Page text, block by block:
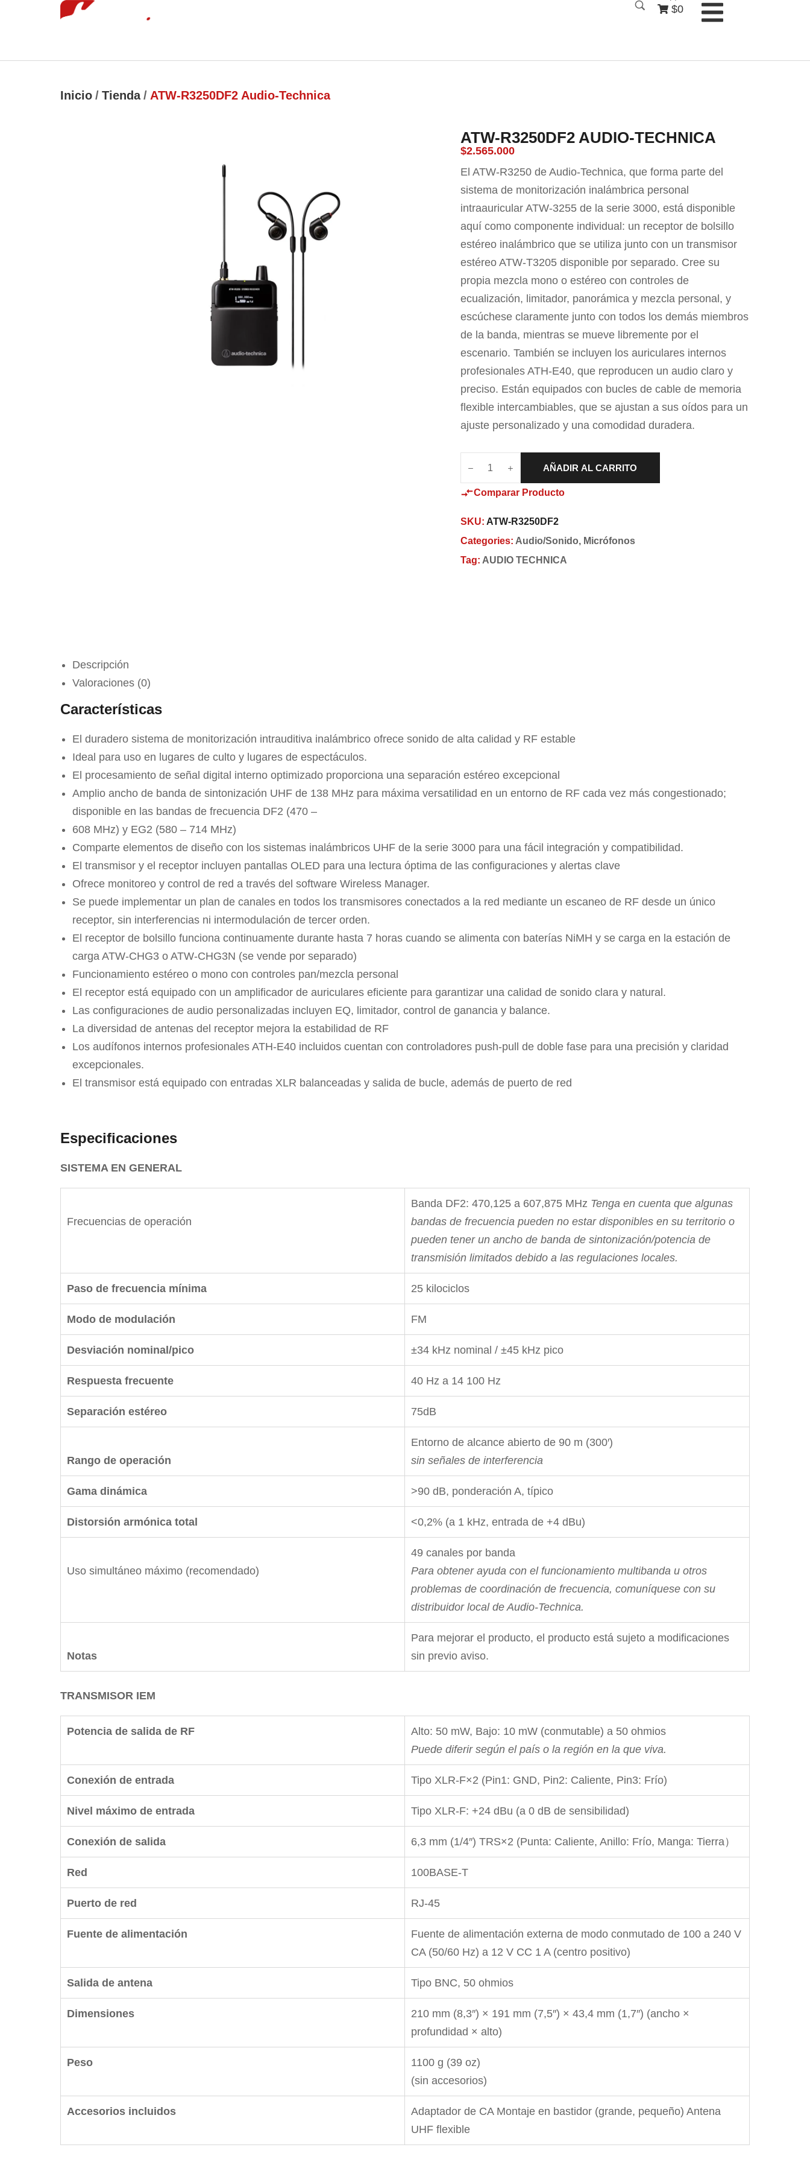
$0
Inicio / Tienda / ATW-R3250DF2 Audio-Technica
ATW-R3250DF2 AUDIO-TECHNICA
$2.565.000
El ATW-R3250 de Audio-Technica, que forma parte del
sistema de monitorización inalámbrica personal
intraauricular ATW-3255 de la serie 3000, está disponible
aquí como componente individual: un receptor de bolsillo
estéreo inalámbrico que se utiliza junto con un transmisor
estéreo ATW-T3205 disponible por separado. Cree su
propia mezcla mono o estéreo con controles de
ecualización, limitador, panorámica y mezcla personal, y
escúchese claramente junto con todos los demás miembros
de la banda, mientras se mueve libremente por el
escenario. También se incluyen los auriculares internos
profesionales ATH-E40, que reproducen un audio claro y
preciso. Están equipados con bucles de cable de memoria
flexible intercambiables, que se ajustan a sus oídos para un
ajuste personalizado y una comodidad duradera.
AÑADIR AL CARRITO
Comparar Producto
SKU: ATW-R3250DF2
Categories: Audio/Sonido, Micrófonos
Tag: AUDIO TECHNICA
Descripción
Valoraciones (0)
Características
El duradero sistema de monitorización intrauditiva inalámbrico ofrece sonido de alta calidad y RF estable
Ideal para uso en lugares de culto y lugares de espectáculos.
El procesamiento de señal digital interno optimizado proporciona una separación estéreo excepcional
Amplio ancho de banda de sintonización UHF de 138 MHz para máxima versatilidad en un entorno de RF cada vez más congestionado;
disponible en las bandas de frecuencia DF2 (470 –
608 MHz) y EG2 (580 – 714 MHz)
Comparte elementos de diseño con los sistemas inalámbricos UHF de la serie 3000 para una fácil integración y compatibilidad.
El transmisor y el receptor incluyen pantallas OLED para una lectura óptima de las configuraciones y alertas clave
Ofrece monitoreo y control de red a través del software Wireless Manager.
Se puede implementar un plan de canales en todos los transmisores conectados a la red mediante un escaneo de RF desde un único
receptor, sin interferencias ni intermodulación de tercer orden.
El receptor de bolsillo funciona continuamente durante hasta 7 horas cuando se alimenta con baterías NiMH y se carga en la estación de
carga ATW-CHG3 o ATW-CHG3N (se vende por separado)
Funcionamiento estéreo o mono con controles pan/mezcla personal
El receptor está equipado con un amplificador de auriculares eficiente para garantizar una calidad de sonido clara y natural.
Las configuraciones de audio personalizadas incluyen EQ, limitador, control de ganancia y balance.
La diversidad de antenas del receptor mejora la estabilidad de RF
Los audífonos internos profesionales ATH-E40 incluidos cuentan con controladores push-pull de doble fase para una precisión y claridad
excepcionales.
El transmisor está equipado con entradas XLR balanceadas y salida de bucle, además de puerto de red
Especificaciones
SISTEMA EN GENERAL
Frecuencias de operación
Banda DF2: 470,125 a 607,875 MHz Tenga en cuenta que algunas
bandas de frecuencia pueden no estar disponibles en su territorio o
pueden tener un ancho de banda de sintonización/potencia de
transmisión limitados debido a las regulaciones locales.
Paso de frecuencia mínima 25 kilociclos
Modo de modulación FM
Desviación nominal/pico ±34 kHz nominal / ±45 kHz pico
Respuesta frecuente 40 Hz a 14 100 Hz
Separación estéreo 75dB
Rango de operación
Entorno de alcance abierto de 90 m (300′)
sin señales de interferencia
Gama dinámica >90 dB, ponderación A, típico
Distorsión armónica total <0,2% (a 1 kHz, entrada de +4 dBu)
Uso simultáneo máximo (recomendado)
49 canales por banda
Para obtener ayuda con el funcionamiento multibanda u otros
problemas de coordinación de frecuencia, comuníquese con su
distribuidor local de Audio-Technica.
Notas
Para mejorar el producto, el producto está sujeto a modificaciones
sin previo aviso.
TRANSMISOR IEM
Potencia de salida de RF
Alto: 50 mW, Bajo: 10 mW (conmutable) a 50 ohmios
Puede diferir según el país o la región en la que viva.
Conexión de entrada Tipo XLR-F×2 (Pin1: GND, Pin2: Caliente, Pin3: Frío)
Nivel máximo de entrada Tipo XLR-F: +24 dBu (a 0 dB de sensibilidad)
Conexión de salida 6,3 mm (1/4″) TRS×2 (Punta: Caliente, Anillo: Frío, Manga: Tierra）
Red 100BASE-T
Puerto de red RJ-45
Fuente de alimentación
Fuente de alimentación externa de modo conmutado de 100 a 240 V
CA (50/60 Hz) a 12 V CC 1 A (centro positivo)
Salida de antena Tipo BNC, 50 ohmios
Dimensiones
210 mm (8,3″) × 191 mm (7,5″) × 43,4 mm (1,7″) (ancho ×
profundidad × alto)
Peso
1100 g (39 oz)
(sin accesorios)
Accesorios incluidos
Adaptador de CA Montaje en bastidor (grande, pequeño) Antena
UHF flexible